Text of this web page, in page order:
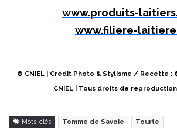
www.produits-
www.filiere-
© CNIEL | Crédit Photo & Stylisme / Recette :
CNIEL | Tous droits de
Mots-clés Tomme de Savoie Tourte